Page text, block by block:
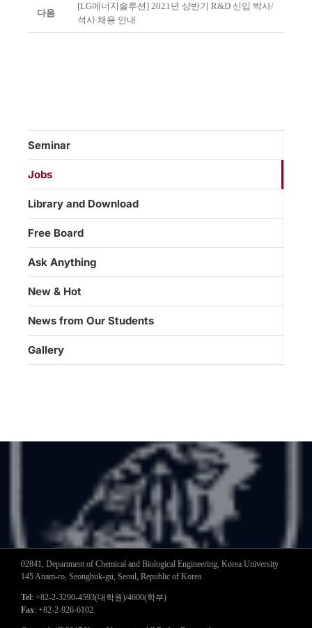
다음
[LG에너지솔루션] 2021년 상반기 R&D 신입 박사/
석사 채용 안내
Seminar
Jobs
Library and Download
Free Board
Ask Anything
New & Hot
News from Our Students
Gallery
02841, Department of Chemical and Biological Engineering, Korea University
145 Anam-ro, Seongbuk-gu, Seoul, Republic of Korea
Tel: +82-2-3290-4593(대학원)/4600(학부)
Fax: +82-2-926-6102